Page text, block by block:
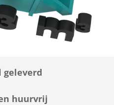
geleverd
huurvrij